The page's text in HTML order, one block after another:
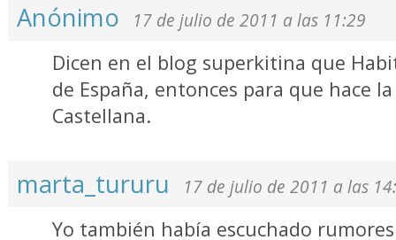
Anónimo 17 de julio de 2011 a las 11:29
Dicen en el blog superkitina que
de España, entonces para que hace
Castellana.
marta_tururu 17 de julio de 2011 a las
Yo también había escuchado